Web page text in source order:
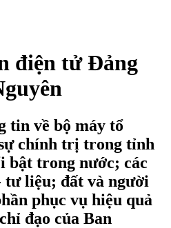
điện tử Đảng
tin về bộ máy tổ
chính trị trong tỉnh
bật trong nước; các
tư liệu; đất và người
phục vụ hiệu quả
đạo của Ban